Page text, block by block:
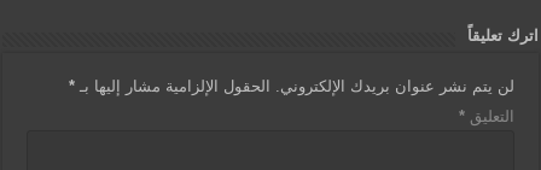
o
o
k
p
dl
اترك تعليقاً
لن يتم نشر عنوان بريدك الإلكتروني. الحقول الإلزامية مشار إليها بـ*
التعليق*